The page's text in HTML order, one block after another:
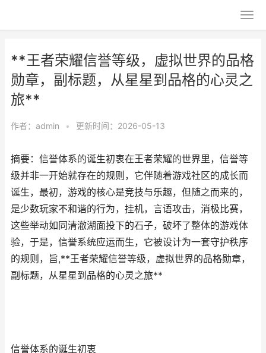
**王者荣耀信誉等级，虚拟世界的品格
勋章，副标题，从星星到品格的心灵之
旅**
作者： admin • 更新时间：2026-05-13
摘要：信誉体系的诞生初衷在王者荣耀的世界里，信誉等
级并非一开始就存在的规则，它伴随着游戏社区的成长而
诞生，最初，游戏的核心是竞技与乐趣，但随之而来的，
是少数玩家不和谐的行为，挂机，言语攻击，消极比赛，
这些举动如同清澈湖面投下的石子，破坏了整体的游戏体
验，于是，信誉系统应运而生，它被设计为一套守护秩序
的规则，旨,**王者荣耀信誉等级，虚拟世界的品格勋章，
副标题，从星星到品格的心灵之旅**
信誉体系的诞生初衷